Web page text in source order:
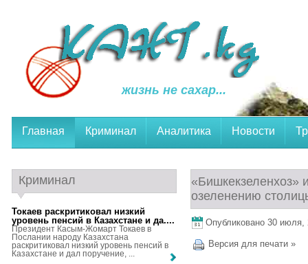
жизнь не сахар...
Главная Криминал Аналитика Новости
«Бишкекзеленхоз»
озеленению
Опубликовано 30 июля,
Версия для печати »
Криминал
Токаев раскритиковал низкий
уровень пенсий в Казахстане и да....
Президент Касым-Жомарт Токаев в
Послании народу Казахстана
раскритиковал низкий уровень пенсий в
Казахстане и дал поручение, ...